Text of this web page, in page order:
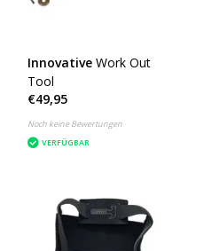
Innovative Work Out
Tool
€49,95
Noch keine Bewertungen
VERFÜGBAR